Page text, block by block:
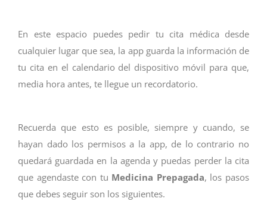
En este espacio puedes pedir tu cita médica desde
cualquier lugar que sea, la app guarda la información de
tu cita en el calendario del dispositivo móvil para que,
media hora antes, te llegue un recordatorio.
Recuerda que esto es posible, siempre y cuando, se
hayan dado los permisos a la app, de lo contrario no
quedará guardada en la agenda y puedas perder la cita
que agendaste con tu Medicina Prepagada, los pasos
que debes seguir son los siguientes.